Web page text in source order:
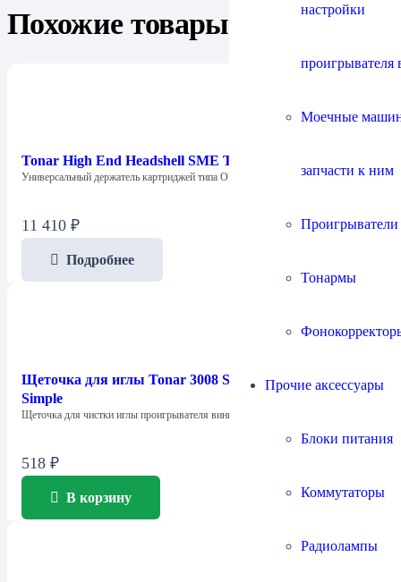
настройки
проигрывателя
Моечные
запчасти к ним
Тонармы
Прочие аксессуары
Блоки питания
Коммутаторы
Радиолампы
Похожие товары
Tonar High End Headshell SME Type (4420)
Универсальный держатель картриджей типа OM в…
11 410 ₽
Подробнее
Щеточка для иглы Tonar 3008 Stylus Сleaning Brush
Simple
Щеточка для чистки иглы проигрывателя виниловых…
518 ₽
В корзину